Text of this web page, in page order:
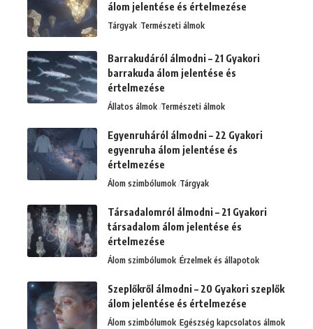
álom jelentése és értelmezése
Tárgyak Természeti álmok
Barrakudáról álmodni – 21 Gyakori
barrakuda álom jelentése és
értelmezése
Állatos álmok Természeti álmok
Egyenruháról álmodni – 22 Gyakori
egyenruha álom jelentése és
értelmezése
Álom szimbólumok Tárgyak
Társadalomról álmodni – 21 Gyakori
társadalom álom jelentése és
értelmezése
Álom szimbólumok Érzelmek és állapotok
Szeplőkről álmodni – 20 Gyakori szeplők
álom jelentése és értelmezése
Álom szimbólumok Egészség kapcsolatos álmok